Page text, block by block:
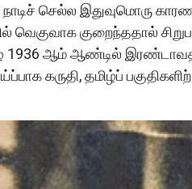
செல்ல இதுவுமொரு
வெகுவாக குறைந்ததால்
1936 ஆம் ஆண்டில்
கருதி, தமிழ்ப்